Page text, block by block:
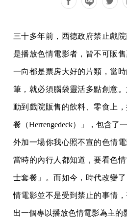
三十多年前，西德政府禁止戲
是播放色情電影者，皆不可販
一向都是票房大好的片類，當
筆，就必須腦袋靈活多點創意
動到戲院販售的飲料、零食上
餐（Herrengedeck）」，包含了
外加一場你我心照不宣的色情
當時的內行人都知道，要看色
士套餐」。而如今，時代改變
情電影並不是受到禁止的事情
出一個專以播放色情電影為主的